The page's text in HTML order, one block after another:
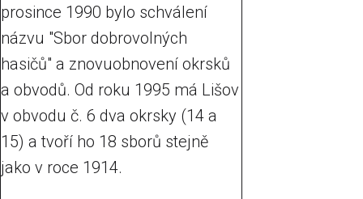
prosince 1990 bylo schválení
názvu "Sbor dobrovolných
hasičů" a znovuobnovení okrsků
a obvodů. Od roku 1995 má Lišov
v obvodu č. 6 dva okrsky (14 a
15) a tvoří ho 18 sborů stejně
jako v roce 1914.